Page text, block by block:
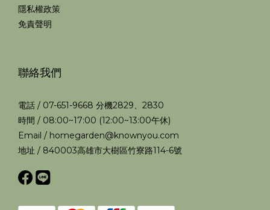
隱私權政策
免責聲明
聯絡我們
電話 / 07-651-9668 分機2829、2830
時間 / 08:00~17:00 (12:00~13:00午休)
Email / homegarden@knownyou.com
地址 / 840003高雄市大樹區竹寮路114-6號